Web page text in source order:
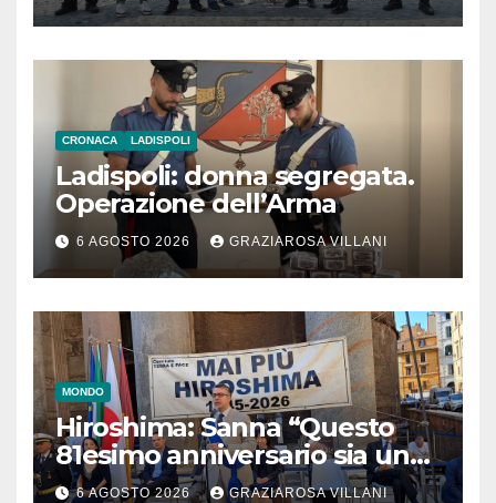
CRONACA LADISPOLI
Ladispoli: donna segregata.
Operazione dell’Arma
6 AGOSTO 2026 GRAZIAROSA VILLANI
MONDO
Hiroshima: Sanna “Questo
81esimo anniversario sia un
monito per tutti”
6 AGOSTO 2026 GRAZIAROSA VILLANI